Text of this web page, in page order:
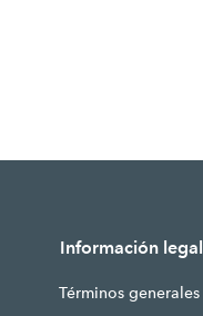
Información legal
Términos generales